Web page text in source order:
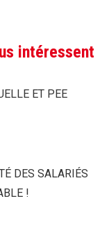
intéressent
ET PEE
DES SALARIÉS
!